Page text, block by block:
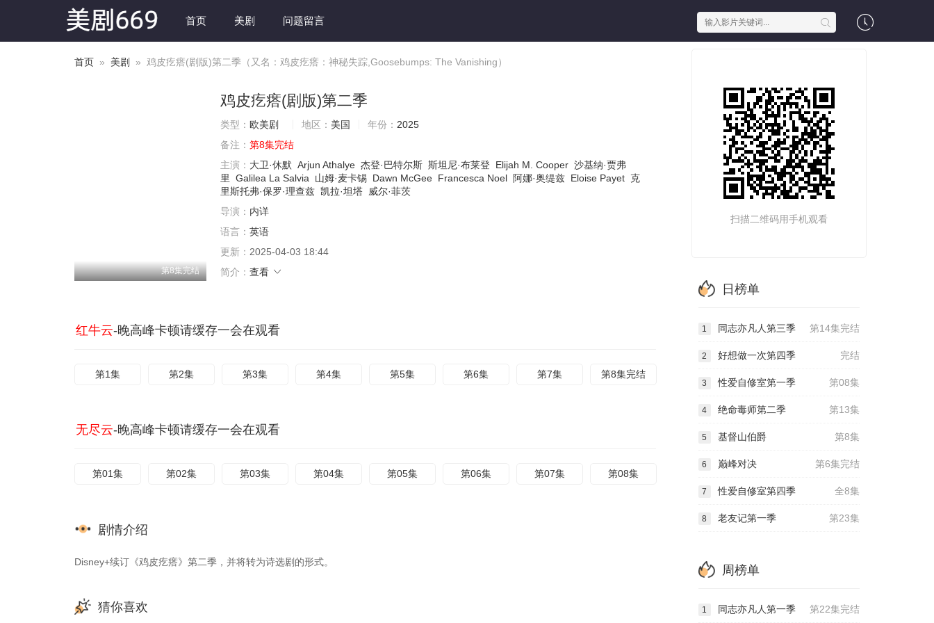
首页 美剧 问题留言
首页 » 美剧 » 鸡皮疙瘩(剧版)第二季（又名：鸡皮疙瘩：神秘失踪,Goosebumps: The Vanishing）
第8集完结
鸡皮疙瘩(剧版)第二季
类型： 欧美剧 地区： 美国 年份： 2025
备注： 第8集完结
主演： 大卫·休默 Arjun Athalye 杰登·巴特尔斯 斯坦尼·布莱登 Elijah M. Cooper 沙基纳·贾弗
里
Galilea La Salvia 山姆·麦卡锡 Dawn McGee Francesca Noel 阿娜·奥缇兹 Eloise Payet 克
里斯托弗·保罗·理查兹 凯拉·坦塔
威尔·菲茨
导演： 内详
语言： 英语
更新： 2025-04-03 18:44
简介： 查看
红牛云-晚高峰卡顿请缓存一会在观看
第1集 第2集 第3集 第4集 第5集 第6集 第7集 第8集完结
无尽云-晚高峰卡顿请缓存一会在观看
第01集 第02集 第03集 第04集 第05集 第06集 第07集 第08集
剧情介绍
Disney+续订《鸡皮疙瘩》第二季，并将转为诗选剧的形式。
猜你喜欢
扫描二维码用手机观看
日榜单
第14集完结
1 同志亦凡人第三季
完结
2 好想做一次第四季
第08集
3 性爱自修室第一季
第13集
4 绝命毒师第二季
第8集
5 基督山伯爵
第6集完结
6 巅峰对决
全8集
7 性爱自修室第四季
第23集
8 老友记第一季
周榜单
第22集完结
1 同志亦凡人第一季